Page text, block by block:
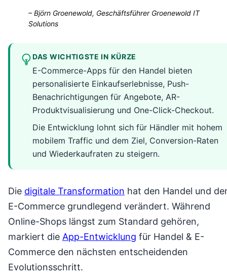
–Björn Groenewold, Geschäftsführer Groenewold IT
Solutions
DAS WICHTIGSTE IN KÜRZE
E-Commerce-Apps für den Handel bieten
personalisierte Einkaufserlebnisse, Push-
Benachrichtigungen für Angebote, AR-
Produktvisualisierung und One-Click-Checkout.
Die Entwicklung lohnt sich für Händler mit hohem
mobilem Traffic und dem Ziel, Conversion-Raten
und Wiederkaufraten zu steigern.
Die digitale Transformation hat den Handel und
E-Commerce grundlegend verändert. Während
Online-Shops längst zum Standard gehören,
markiert die App-Entwicklung für Handel & E-
Commerce den nächsten entscheidenden
Evolutionsschritt.